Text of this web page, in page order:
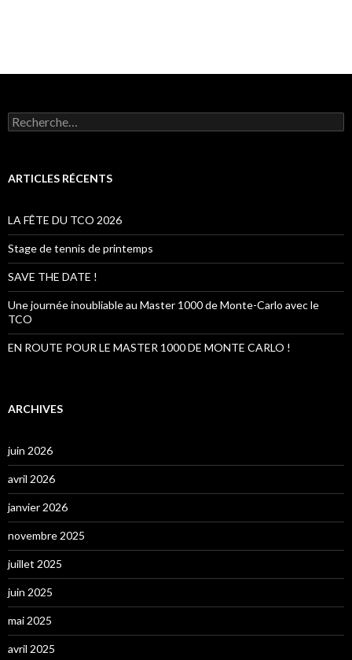
R
e
e
h
e
r
:
ARTICLES RÉCENTS
LA FÊTE DU TCO 2026
Stage de tennis de printemps
SAVE THE DATE !
Une journée inoubliable au Master 1000 de Monte-Carlo avec le
TCO
EN ROUTE POUR LE MASTER 1000 DE MONTE CARLO !
ARCHIVES
juin 2026
avril 2026
janvier 2026
novembre 2025
juillet 2025
juin 2025
mai 2025
avril 2025